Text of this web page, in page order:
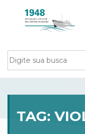
TAG: